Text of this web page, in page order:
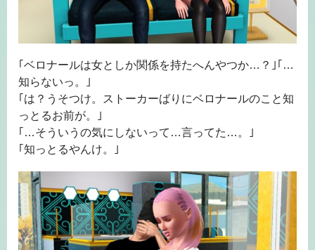
｢ベロナールは女としか関係を持たへんやつか…？｣｢…
知らないっ。｣
｢は？うそつけ。ストーカーばりにベロナールのこと知
っとるお前が。｣
｢…そういうの気にしないって…言ってた…。｣
｢知っとるやんけ。｣